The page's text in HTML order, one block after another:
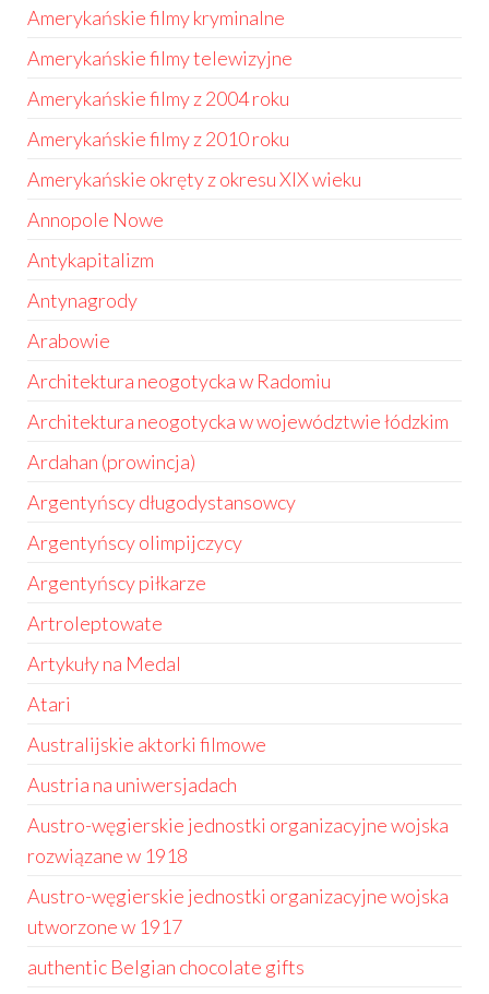
Amerykańskie filmy kryminalne
Amerykańskie filmy telewizyjne
Amerykańskie filmy z 2004 roku
Amerykańskie filmy z 2010 roku
Amerykańskie okręty z okresu XIX wieku
Annopole Nowe
Antykapitalizm
Antynagrody
Arabowie
Architektura neogotycka w Radomiu
Architektura neogotycka w województwie łódzkim
Ardahan (prowincja)
Argentyńscy długodystansowcy
Argentyńscy olimpijczycy
Argentyńscy piłkarze
Artroleptowate
Artykuły na Medal
Atari
Australijskie aktorki filmowe
Austria na uniwersjadach
Austro-węgierskie jednostki organizacyjne wojska
rozwiązane w 1918
Austro-węgierskie jednostki organizacyjne wojska
utworzone w 1917
authentic Belgian chocolate gifts